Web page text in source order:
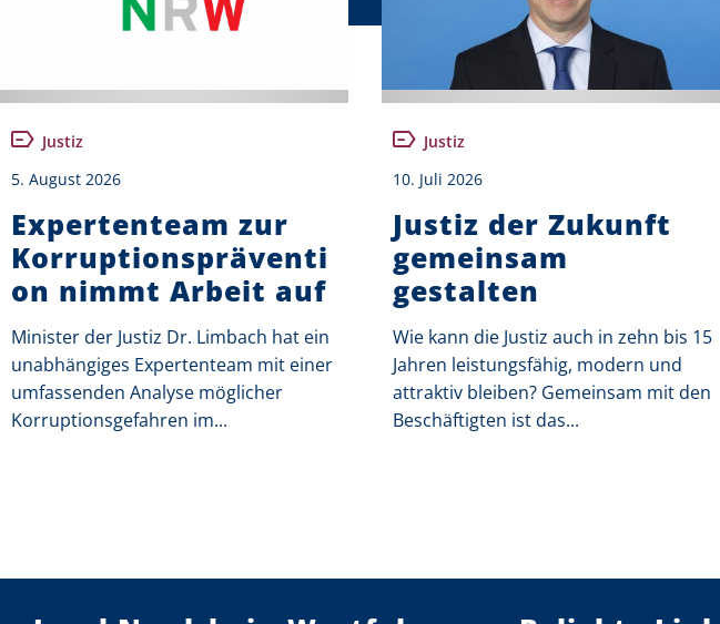
Justiz
5. August 2026
Expertenteam zur
Korruptionspräventi
on nimmt Arbeit auf
Minister der Justiz Dr. Limbach hat ein
unabhängiges Expertenteam mit einer
umfassenden Analyse möglicher
Korruptionsgefahren im...
Justiz
10. Juli 2026
Justiz der Zukunft
gemeinsam
gestalten
Wie kann die Justiz auch in zehn bis 15
Jahren leistungsfähig, modern und
attraktiv bleiben? Gemeinsam mit den
Beschäftigten ist das...